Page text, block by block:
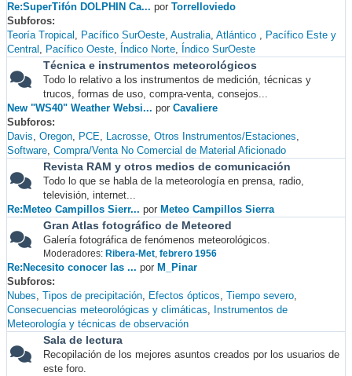
Re:SuperTifón DOLPHIN Ca... por Torrelloviedo
Subforos
Teoría Tropical
Pacífico SurOeste Australia Atlántico
Pacífico Este y
Central
Pacífico Oeste Índico Norte Índico SurOeste
Técnica e instrumentos meteorológicos
Todo lo relativo a los instrumentos de medición, técnicas y
trucos, formas de uso, compra-venta, consejos...
New "WS40" Weather Websi... por Cavaliere
Subforos
Davis Oregon PCE Lacrosse Otros Instrumentos/Estaciones
Software Compra/Venta No Comercial de Material Aficionado
Revista RAM y otros medios de comunicación
Todo lo que se habla de la meteorología en prensa, radio,
televisión, internet...
Re:Meteo Campillos Sierr... por Meteo Campillos Sierra
Gran Atlas fotográfico de Meteored
Galería fotográfica de fenómenos meteorológicos.
Moderadores: Ribera-Met, febrero 1956
Re:Necesito conocer las ... por M_Pinar
Subforos
Nubes Tipos de precipitación Efectos ópticos Tiempo severo
Consecuencias meteorológicas y climáticas
Instrumentos de
Meteorología y técnicas de observación
Sala de lectura
Recopilación de los mejores asuntos creados por los usuarios de
este foro.